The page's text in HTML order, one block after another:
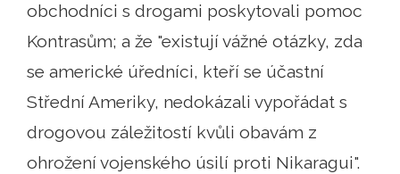
obchodníci s drogami poskytovali pomoc
Kontrasům; a že "existují vážné otázky, zda
se americké úředníci, kteří se účastní
Střední Ameriky, nedokázali vypořádat s
drogovou záležitostí kvůli obavám z
ohrožení vojenského úsilí proti Nikaragui".